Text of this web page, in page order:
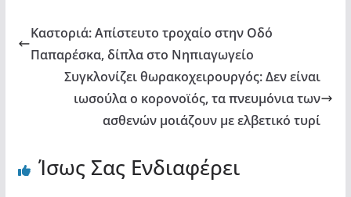
k ε
Καστοριά: Απίστευτο τροχαίο στην Οδό
Παπαρέσκα, δίπλα στο Νηπιαγωγείο
Συγκλονίζει θωρακοχειρουργός: Δεν είναι
ιωσούλα ο κορονοϊός, τα πνευμόνια των
ασθενών μοιάζουν με ελβετικό τυρί
Ίσως Σας Ενδιαφέρει